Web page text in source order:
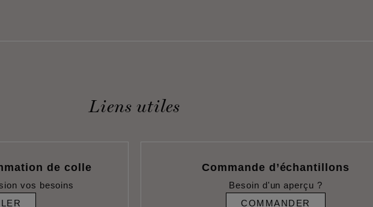
Liens utiles
de colle
vos besoins
Commande d’échantillons
Besoin d'un aperçu ?
COMMANDER